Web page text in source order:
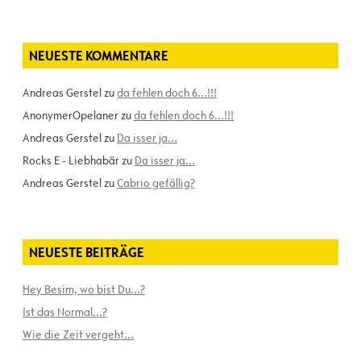
NEUESTE KOMMENTARE
Andreas Gerstelzuda fehlen doch 6…!!!
AnonymerOpelanerzuda fehlen doch 6…!!!
Andreas Gerstelzu Da isser ja…
Rocks E - Liebhabärzu Da isser ja…
Andreas GerstelzuCabrio gefällig?
NEUESTE BEITRÄGE
Hey Besim, wo bist Du…?
Ist das Normal…?
Wie die Zeit vergeht…